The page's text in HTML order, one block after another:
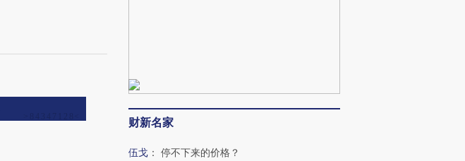
财新名家
伍戈 ： 停不下来的价格？